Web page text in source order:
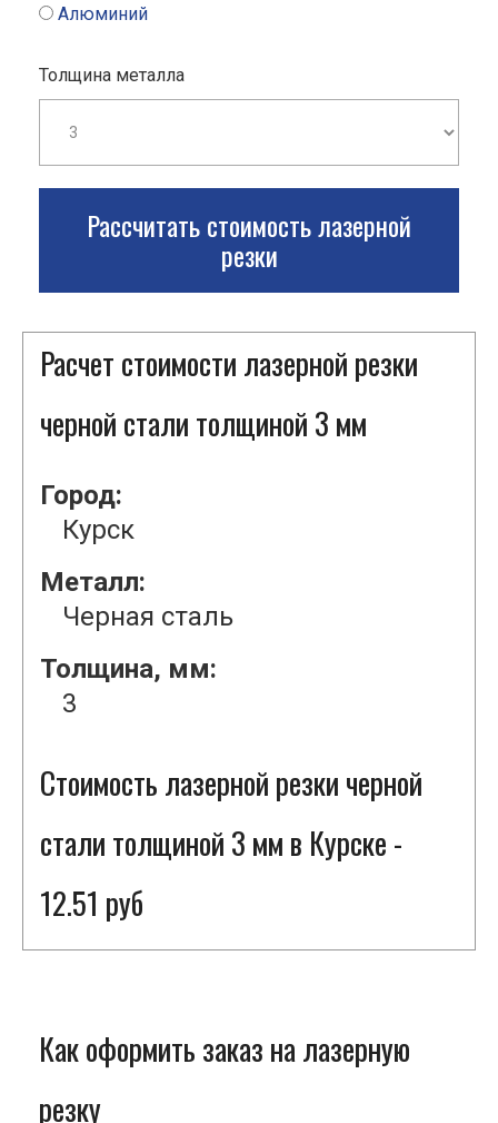
Алюминий
Толщина металла
Рассчитать стоимость лазерной
резки
Расчет стоимости лазерной резки
черной стали толщиной 3 мм
Город:
Курск
Металл:
Черная сталь
Толщина, мм:
3
Стоимость лазерной резки черной
стали толщиной 3 мм в Курске -
12.51 руб
Как оформить заказ на лазерную
резку